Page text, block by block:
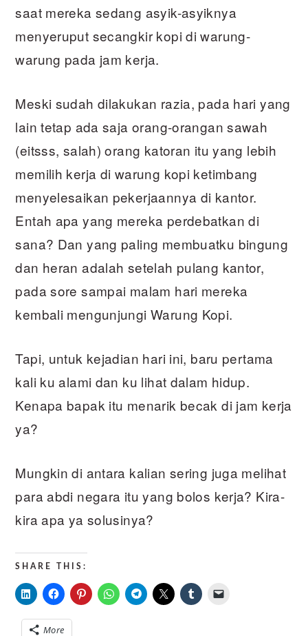
saat mereka sedang asyik-asyiknya
menyeruput secangkir kopi di warung-
warung pada jam kerja.
Meski sudah dilakukan razia, pada hari yang
lain tetap ada saja orang-orangan sawah
(eitsss, salah) orang katoran itu yang lebih
memilih kerja di warung kopi ketimbang
menyelesaikan pekerjaannya di kantor.
Entah apa yang mereka perdebatkan di
sana? Dan yang paling membuatku bingung
dan heran adalah setelah pulang kantor,
pada sore sampai malam hari mereka
kembali mengunjungi Warung Kopi.
Tapi, untuk kejadian hari ini, baru pertama
kali ku alami dan ku lihat dalam hidup.
Kenapa bapak itu menarik becak di jam kerja
ya?
Mungkin di antara kalian sering juga melihat
para abdi negara itu yang bolos kerja? Kira-
kira apa ya solusinya?
SHARE THIS:
More